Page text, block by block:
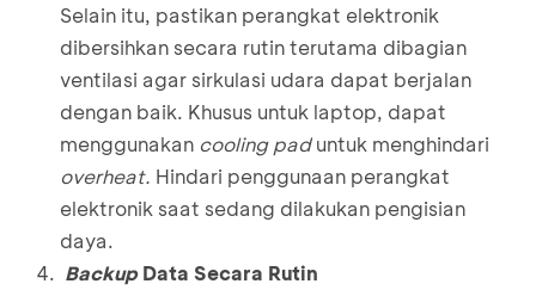
Selain itu, pastikan perangkat elektronik
dibersihkan secara rutin terutama dibagian
ventilasi agar sirkulasi udara dapat berjalan
dengan baik. Khusus untuk laptop, dapat
menggunakan cooling paduntuk menghindari
overheat. Hindari penggunaan perangkat
elektronik saat sedang dilakukan pengisian
daya.
BackupData Secara Rutin